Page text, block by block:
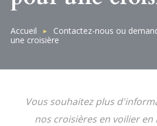
Breadcrumb
Accueil
Contactez-nous ou
une croisière
Vous souhaitez plus
nos croisières en voilier en